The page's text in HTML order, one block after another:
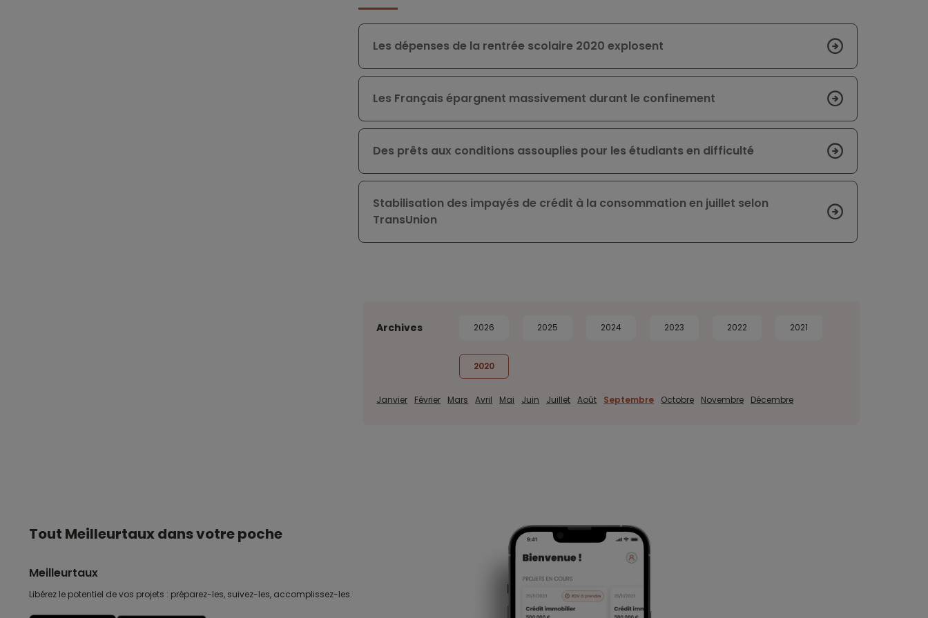
Les dépenses de la rentrée scolaire 2020 explosent
Les Français épargnent massivement durant le confinement
Des prêts aux conditions assouplies pour les étudiants en difficulté
Stabilisation des impayés de crédit à la consommation en juillet selon
TransUnion
Archives 2026 2025 2024 2023 2022 2021
2020
Janvier Février Mars Avril Mai Juin Juillet Août Septembre Octobre Novembre Décembre
Tout Meilleurtaux dans votre poche
Meilleurtaux
Libérez le potentiel de vos projets : préparez-les, suivez-les, accomplissez-les.